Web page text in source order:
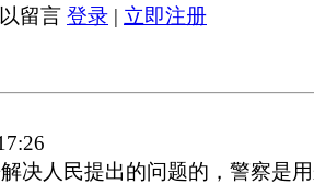
留言 登录 | 立即注册
决人民提出的问题的，警察是